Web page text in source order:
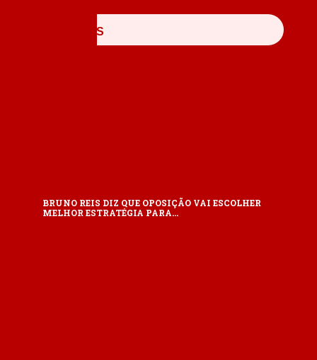
ÚLTIMAS
BRUNO REIS DIZ QUE OPOSIÇÃO VAI ESCOLHER
MELHOR ESTRATÉGIA PARA…